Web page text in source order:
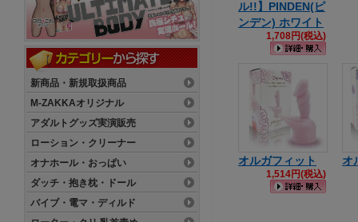
ル!!】PINDEN(ピ
ンデン) ホワイト
1,708円(税込)
オルガフィット
1,514円(税込)
オ
新商品・新規取扱商品
M-ZAKKAオリジナル
アダルトグッズ実演販売
ローション・クリーナー
オナホール・おっぱい
ダッチ・抱き枕・ドール
バイブ・電マ・ディルド